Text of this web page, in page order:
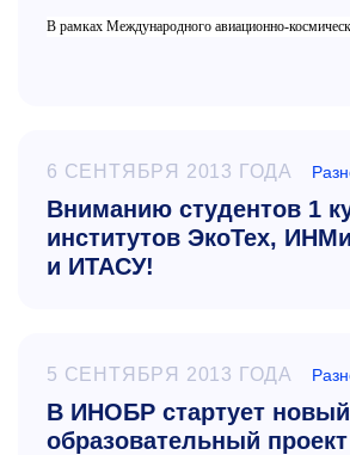
В рамках Международного авиационно-
6 СЕНТЯБРЯ 2013 ГОДА
Вниманию студентов 1
институтов ЭкоТех,
и ИТАСУ!
5 СЕНТЯБРЯ 2013 ГОДА
В ИНОБР стартует новый
образовательный проект